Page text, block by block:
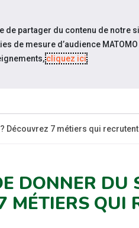
ESPACE
Découvrez 7 métiers qui recrutent
DONNER DU
MÉTIERS QUI
de partager du contenu de notre
de mesure d’audience
cliquez ici.